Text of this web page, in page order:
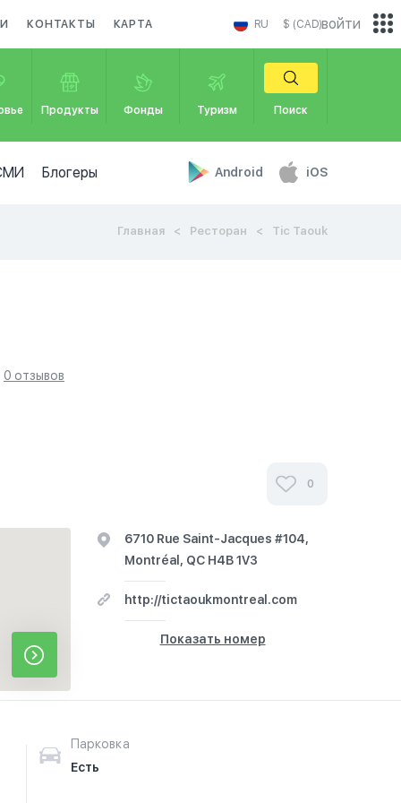
КОНТАКТЫ КАРТА RU $ (CAD)
Продукты Фонды Туризм Поиск
Блогеры Android iOS
войти
Главная Ресторан Tic Taouk
0 отзывов
0
6710 Rue Saint-Jacques #104,
Montréal, QC H4B 1V3
http://tictaoukmontreal.com
Показать номер
Парковка
Есть